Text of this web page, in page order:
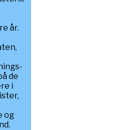
år.
de
i
og